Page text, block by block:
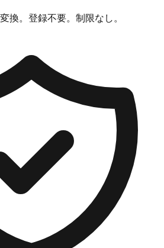
換。登録不要。制限なし。